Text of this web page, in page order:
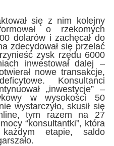
się z nim kolejny
o rzekomych
dolarów i zachęcał do
zdecydował się przelać
zysk rzędu 6000
inwestował dalej –
nowe transakcje,
Konsultanci
„inwestycje” –
w wysokości 50
wystarczyło, skusił się
tym razem na 27
“konsultantki”, która
etapie, saldo